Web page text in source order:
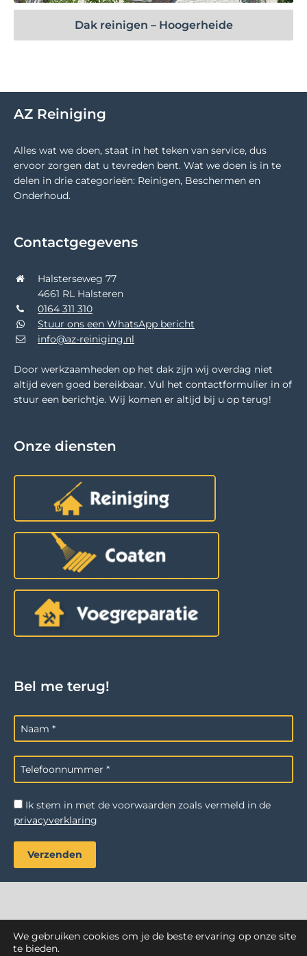
Dak reinigen – Hoogerheide
AZ Reiniging
Alles wat we doen, staat in het teken van service, dus
ervoor zorgen dat u tevreden bent. Wat we doen is in te
delen in drie categorieën: Reinigen, Beschermen en
Onderhoud.
Contactgegevens
Halsterseweg 77
4661 RL Halsteren
0164 311 310
Stuur ons een WhatsApp bericht
info@az-reiniging.nl
Door werkzaamheden op het dak zijn wij overdag niet
altijd even goed bereikbaar. Vul het contactformulier in of
stuur een berichtje. Wij komen er altijd bij u op terug!
Onze diensten
Bel me terug!
Ik stem in met de voorwaarden zoals vermeld in de
privacyverklaring
AZ Reiniging. Alle rechten voorbehouden.
We gebruiken cookies om je de beste ervaring op onze site
te bieden.